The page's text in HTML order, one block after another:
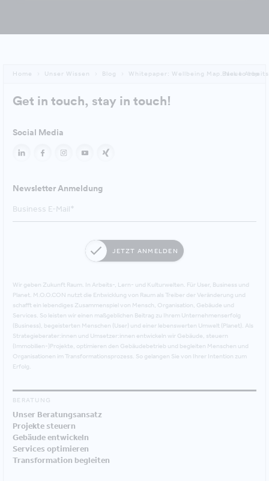
Home Unser Wissen Blog Whitepaper: Wellbeing Map. Neue
Back to top
Get in touch, stay in touch!
Social Media
Newsletter Anmeldung
JETZT ANMELDEN
Wir geben Zukunft Raum. In Arbeits-, Lern- und Kulturwelten. Für User, Business und
Planet. M.O.O.CON nutzt die Entwicklung von Raum als Treiber der Veränderung und
schafft ein lebendiges Zusammenspiel von Mensch, Organisation, Gebäude und
Services. So leisten wir einen maßgeblichen Beitrag zu Ihrem Unternehmenserfolg
(Business), begeisterten Menschen (User) und einer lebenswerten Umwelt (Planet). Als
Strategieberater:innen und Umsetzer:innen entwickeln wir Gebäude, steuern
(Immobilien-)Projekte, optimieren den Gebäudebetrieb und begleiten Menschen und
Organisationen im Transformationsprozess. So gelangen Sie von Ihrer Intention zum
Erfolg.
BERATUNG
Unser Beratungsansatz
Projekte steuern
Gebäude entwickeln
Services optimieren
Transformation begleiten